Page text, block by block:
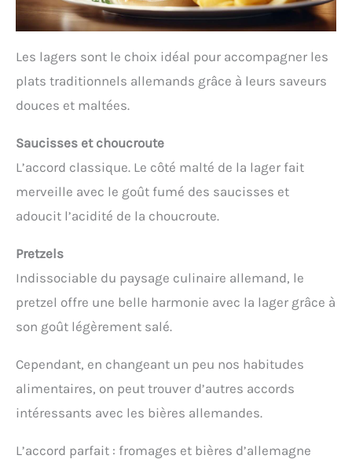
Les lagers sont le choix idéal pour accompagner les
plats traditionnels allemands grâce à leurs saveurs
douces et maltées.
Saucisses et choucroute
L’accord classique. Le côté malté de la lager fait
merveille avec le goût fumé des saucisses et
adoucit l’acidité de la choucroute.
Pretzels
Indissociable du paysage culinaire allemand, le
pretzel offre une belle harmonie avec la lager grâce à
son goût légèrement salé.
Cependant, en changeant un peu nos habitudes
alimentaires, on peut trouver d’autres accords
intéressants avec les bières allemandes.
L’accord parfait : fromages et bières d’allemagne